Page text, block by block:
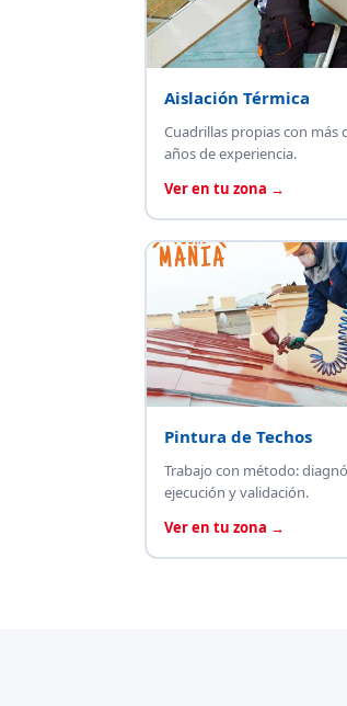
Aislación Térmica
Cuadrillas propias con más
años de experiencia.
Ver en tu zona →
Pintura de Techos
Trabajo con método:
ejecución y validación.
Ver en tu zona →